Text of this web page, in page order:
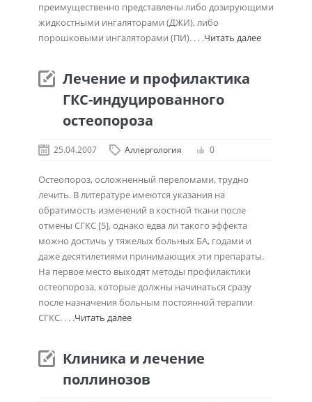
преимущественно представлены либо дозирующими
жидкостными ингаляторами (ДЖИ), либо
порошковыми ингаляторами (ПИ). . . .Читать далее
Лечение и профилактика
ГКС-индуцированного
остеопороза
25.04.2007 Аллергология 0
Остеопороз, осложненный переломами, трудно
лечить. В литературе имеются указания на
обратимость изменений в костной ткани после
отмены СГКС [5], однако едва ли такого эффекта
можно достичь у тяжелых больных БА, годами и
даже десятилетиями принимающих эти препараты.
На первое место выходят методы профилактики
остеопороза, которые должны начинаться сразу
после назначения больным постоянной терапии
СГКС. . . .Читать далее
Клиника и лечение
поллинозов